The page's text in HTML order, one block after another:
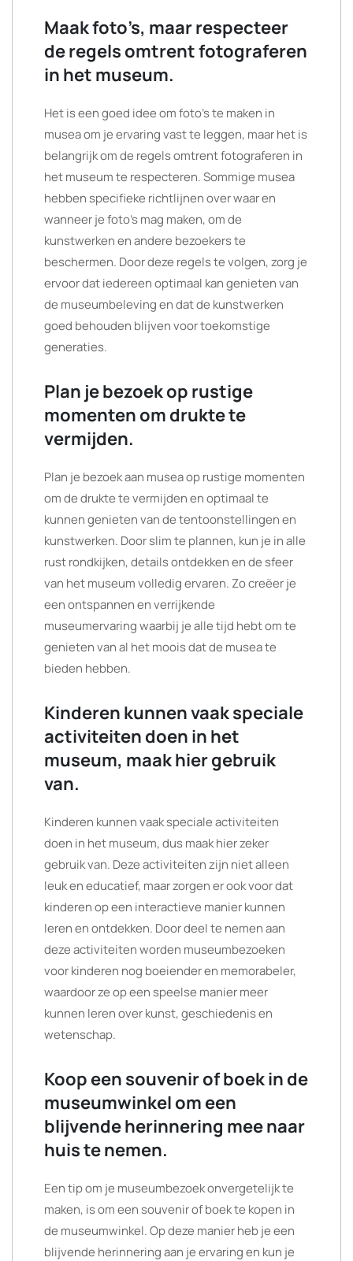
Maak foto’s, maar respecteer
de regels omtrent fotograferen
in het museum.
Het is een goed idee om foto’s te maken in
musea om je ervaring vast te leggen, maar het is
belangrijk om de regels omtrent fotograferen in
het museum te respecteren. Sommige musea
hebben specifieke richtlijnen over waar en
wanneer je foto’s mag maken, om de
kunstwerken en andere bezoekers te
beschermen. Door deze regels te volgen, zorg je
ervoor dat iedereen optimaal kan genieten van
de museumbeleving en dat de kunstwerken
goed behouden blijven voor toekomstige
generaties.
Plan je bezoek op rustige
momenten om drukte te
vermijden.
Plan je bezoek aan musea op rustige momenten
om de drukte te vermijden en optimaal te
kunnen genieten van de tentoonstellingen en
kunstwerken. Door slim te plannen, kun je in alle
rust rondkijken, details ontdekken en de sfeer
van het museum volledig ervaren. Zo creëer je
een ontspannen en verrijkende
museumervaring waarbij je alle tijd hebt om te
genieten van al het moois dat de musea te
bieden hebben.
Kinderen kunnen vaak speciale
activiteiten doen in het
museum, maak hier gebruik
van.
Kinderen kunnen vaak speciale activiteiten
doen in het museum, dus maak hier zeker
gebruik van. Deze activiteiten zijn niet alleen
leuk en educatief, maar zorgen er ook voor dat
kinderen op een interactieve manier kunnen
leren en ontdekken. Door deel te nemen aan
deze activiteiten worden museumbezoeken
voor kinderen nog boeiender en memorabeler,
waardoor ze op een speelse manier meer
kunnen leren over kunst, geschiedenis en
wetenschap.
Koop een souvenir of boek in de
museumwinkel om een
blijvende herinnering mee naar
huis te nemen.
Een tip om je museumbezoek onvergetelijk te
maken, is om een souvenir of boek te kopen in
de museumwinkel. Op deze manier heb je een
blijvende herinnering aan je ervaring en kun je